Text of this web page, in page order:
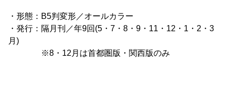
・形態：B5判変形／オールカラー
・発行：隔月刊／年9回(5・7・8・9・11・12・1・2・3
月)
※8・12月は首都圏版・関西版のみ